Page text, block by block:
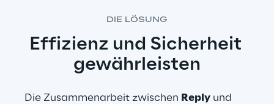
DIE LÖSUNG
Effizienz und Sicherheit
gewährleisten
Die Zusammenarbeit zwischen Reply und